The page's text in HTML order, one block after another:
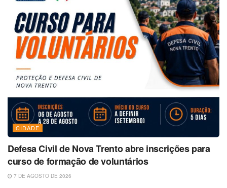
CIDADE
Defesa Civil de Nova Trento abre inscrições para
curso de formação de voluntários
7 DE AGOSTO DE 2026